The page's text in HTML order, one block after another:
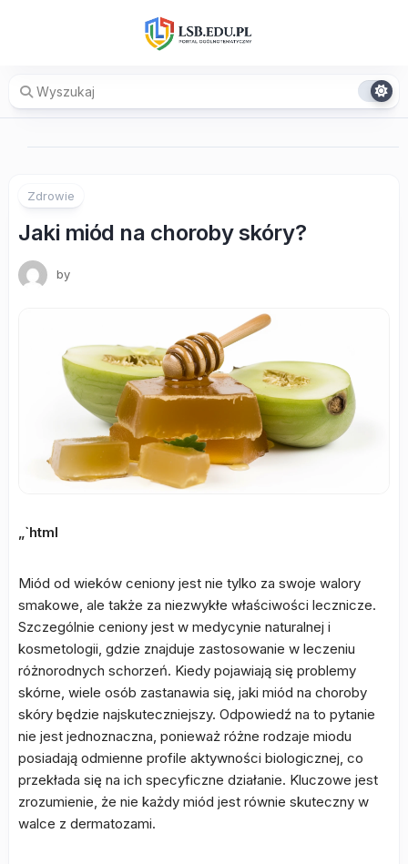
Zdrowie
Jaki miód na choroby skóry?
by
„`html
Miód od wieków ceniony jest nie tylko za swoje walory
smakowe, ale także za niezwykłe właściwości lecznicze.
Szczególnie ceniony jest w medycynie naturalnej i
kosmetologii, gdzie znajduje zastosowanie w leczeniu
różnorodnych schorzeń. Kiedy pojawiają się problemy
skórne, wiele osób zastanawia się, jaki miód na choroby
skóry będzie najskuteczniejszy. Odpowiedź na to pytanie
nie jest jednoznaczna, ponieważ różne rodzaje miodu
posiadają odmienne profile aktywności biologicznej, co
przekłada się na ich specyficzne działanie. Kluczowe jest
zrozumienie, że nie każdy miód jest równie skuteczny w
walce z dermatozami.